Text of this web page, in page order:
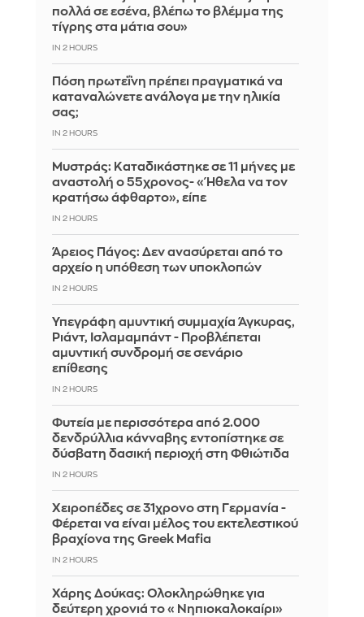
πολλά σε εσένα, βλέπω το βλέμμα της
τίγρης στα μάτια σου»
IN 2 HOURS
Πόση πρωτεΐνη πρέπει πραγματικά να
καταναλώνετε ανάλογα με την ηλικία
σας;
IN 2 HOURS
Μυστράς: Καταδικάστηκε σε 11 μήνες με
αναστολή ο 55χρονος- «Ήθελα να τον
κρατήσω άφθαρτο», είπε
IN 2 HOURS
Άρειος Πάγος: Δεν ανασύρεται από το
αρχείο η υπόθεση των υποκλοπών
IN 2 HOURS
Υπεγράφη αμυντική συμμαχία Άγκυρας,
Ριάντ, Ισλαμαμπάντ - Προβλέπεται
αμυντική συνδρομή σε σενάριο
επίθεσης
IN 2 HOURS
Φυτεία με περισσότερα από 2.000
δενδρύλλια κάνναβης εντοπίστηκε σε
δύσβατη δασική περιοχή στη Φθιώτιδα
IN 2 HOURS
Χειροπέδες σε 31χρονο στη Γερμανία -
Φέρεται να είναι μέλος του εκτελεστικού
βραχίονα της Greek Mafia
IN 2 HOURS
Χάρης Δούκας: Ολοκληρώθηκε για
δεύτερη χρονιά το «Νηπιοκαλοκαίρι»